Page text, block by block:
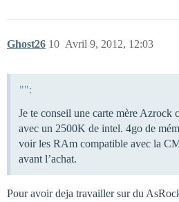
Ghost26 Avril 9, 2012, 12:03
10
"":
Je te conseil une carte mère Azrock
avec un 2500K de intel. 4go de
voir les RAm compatible avec la
avant l’achat.
Pour avoir deja travailler sur du